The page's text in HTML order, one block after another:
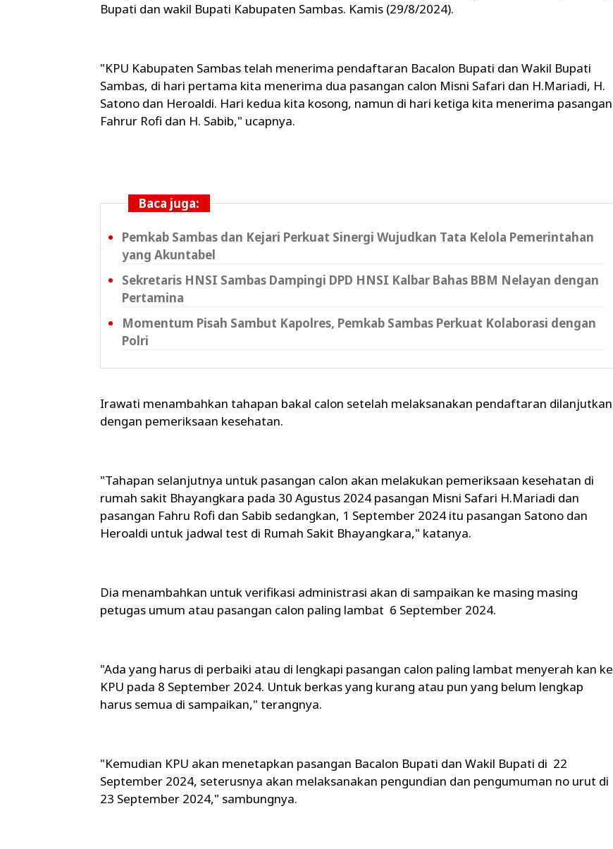
Bupati dan wakil Bupati Kabupaten Sambas. Kamis (29/8/2024).
"KPU Kabupaten Sambas telah menerima pendaftaran Bacalon Bupati dan Wakil Bupati
Sambas, di hari pertama kita menerima dua pasangan calon Misni Safari dan H.Mariadi, H.
Satono dan Heroaldi. Hari kedua kita kosong, namun di hari ketiga kita menerima pasangan
Fahrur Rofi dan H. Sabib," ucapnya.
Baca juga:
Pemkab Sambas dan Kejari Perkuat Sinergi Wujudkan Tata Kelola Pemerintahan
yang Akuntabel
Sekretaris HNSI Sambas Dampingi DPD HNSI Kalbar Bahas BBM Nelayan dengan
Pertamina
Momentum Pisah Sambut Kapolres, Pemkab Sambas Perkuat Kolaborasi dengan
Polri
Irawati menambahkan tahapan bakal calon setelah melaksanakan pendaftaran dilanjutkan
dengan pemeriksaan kesehatan.
"Tahapan selanjutnya untuk pasangan calon akan melakukan pemeriksaan kesehatan di
rumah sakit Bhayangkara pada 30 Agustus 2024 pasangan Misni Safari H.Mariadi dan
pasangan Fahru Rofi dan Sabib sedangkan, 1 September 2024 itu pasangan Satono dan
Heroaldi untuk jadwal test di Rumah Sakit Bhayangkara," katanya.
Dia menambahkan untuk verifikasi administrasi akan di sampaikan ke masing masing
petugas umum atau pasangan calon paling lambat 6 September 2024.
"Ada yang harus di perbaiki atau di lengkapi pasangan calon paling lambat menyerah kan ke
KPU pada 8 September 2024. Untuk berkas yang kurang atau pun yang belum lengkap
harus semua di sampaikan," terangnya.
"Kemudian KPU akan menetapkan pasangan Bacalon Bupati dan Wakil Bupati di 22
September 2024, seterusnya akan melaksanakan pengundian dan pengumuman no urut di
23 September 2024," sambungnya.